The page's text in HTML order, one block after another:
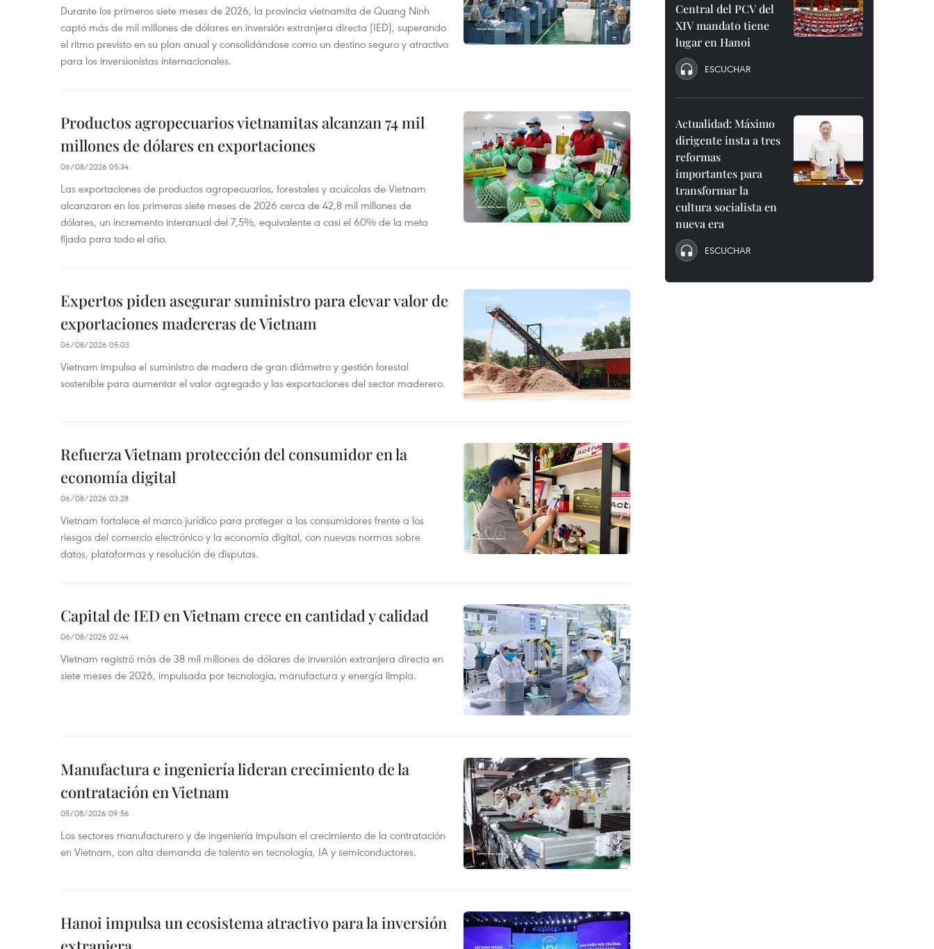
Durante los primeros siete meses de 2026, la provincia vietnamita de Quang Ninh
captó más de mil millones de dólares en inversión extranjera directa (IED), superando
el ritmo previsto en su plan anual y consolidándose como un destino seguro y atractivo
para los inversionistas internacionales.
Productos agropecuarios vietnamitas alcanzan 74 mil
millones de dólares en exportaciones
06/08/2026 05:34
Las exportaciones de productos agropecuarios, forestales y acuícolas de Vietnam
alcanzaron en los primeros siete meses de 2026 cerca de 42,8 mil millones de
dólares, un incremento interanual del 7,5%, equivalente a casi el 60% de la meta
fijada para todo el año.
Expertos piden asegurar suministro para elevar valor de
exportaciones madereras de Vietnam
06/08/2026 05:03
Vietnam impulsa el suministro de madera de gran diámetro y gestión forestal
sostenible para aumentar el valor agregado y las exportaciones del sector maderero.
Refuerza Vietnam protección del consumidor en la
economía digital
06/08/2026 03:28
Vietnam fortalece el marco jurídico para proteger a los consumidores frente a los
riesgos del comercio electrónico y la economía digital, con nuevas normas sobre
datos, plataformas y resolución de disputas.
Capital de IED en Vietnam crece en cantidad y calidad
06/08/2026 02:44
Vietnam registró más de 38 mil millones de dólares de inversión extranjera directa en
siete meses de 2026, impulsada por tecnología, manufactura y energía limpia.
Manufactura e ingeniería lideran crecimiento de la
contratación en Vietnam
05/08/2026 09:56
Los sectores manufacturero y de ingeniería impulsan el crecimiento de la contratación
en Vietnam, con alta demanda de talento en tecnología, IA y semiconductores.
Hanoi impulsa un ecosistema atractivo para la inversión
Central del PCV del
XIV mandato tiene
lugar en Hanoi
ESCUCHAR
Actualidad: Máximo
dirigente insta a tres
reformas
importantes para
transformar la
cultura socialista en
nueva era
ESCUCHAR